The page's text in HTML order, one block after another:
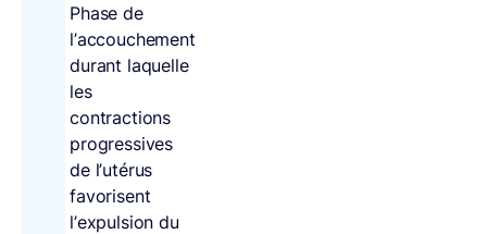
Phase de
l’accouchement
durant laquelle
les
contractions
progressives
de l’utérus
favorisent
l’expulsion du